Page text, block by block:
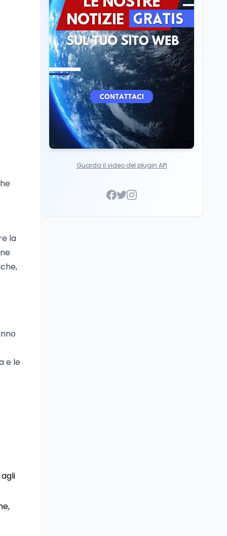
la
e le
soddisfazione di
Mollicone
Scuola6 ago
Posizioni economiche
ATA: 46.297 nuove
posizioni economiche
con arretrati fino a
4.150 euro
Guarda il video del plugin API